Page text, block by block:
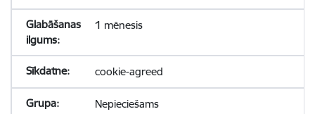
1 mēnesis
cookie-agreed
Nepieciešams